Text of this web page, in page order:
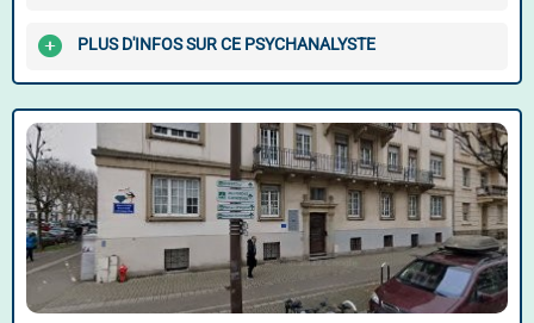
PLUS D'INFOS SUR CE PSYCHANALYSTE